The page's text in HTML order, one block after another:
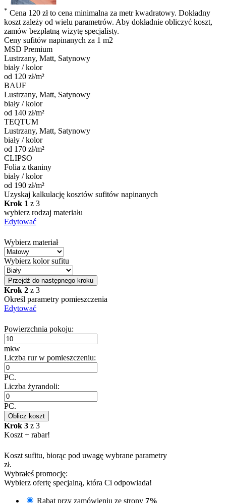
* Cena 120 zł to cena minimalna za metr kwadratowy. Dokładny
koszt zależy od wielu parametrów. Aby dokładnie obliczyć koszt,
zamów bezpłatną wizytę specjalisty.
Ceny sufitów napinanych za 1 m2
MSD Premium
Lustrzany, Matt, Satynowy
biały / kolor
od 120 zł/m²
BAUF
Lustrzany, Matt, Satynowy
biały / kolor
od 140 zł/m²
TEQTUM
Lustrzany, Matt, Satynowy
biały / kolor
od 170 zł/m²
CLIPSO
Folia z tkaniny
biały / kolor
od 190 zł/m²
Uzyskaj kalkulację kosztów sufitów napinanych
Krok 1 z 3
wybierz rodzaj materiału
Edytować
Wybierz materiał
Wybierz kolor sufitu
Przejdź do następnego kroku
Krok 2 z 3
Określ parametry pomieszczenia
Edytować
Powierzchnia pokoju:
mkw
Liczba rur w pomieszczeniu:
PC.
Liczba żyrandoli:
PC.
Oblicz koszt
Krok 3 z 3
Koszt + rabar!
Koszt sufitu, biorąc pod uwagę wybrane parametry
zł.
Wybrałeś promocję:
Wybierz ofertę specjalną, która Ci odpowiada!
Rabat przy zamówieniu ze strony 7%